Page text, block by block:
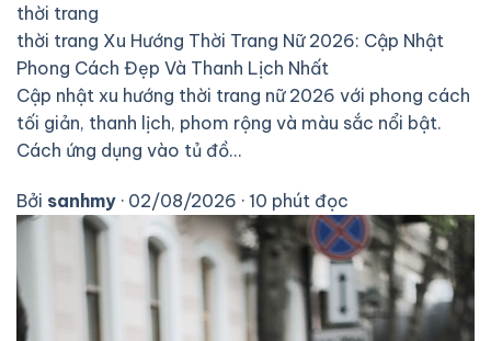
thời trang
thời trang Xu Hướng Thời Trang Nữ 2026: Cập Nhật
Phong Cách Đẹp Và Thanh Lịch Nhất
Cập nhật xu hướng thời trang nữ 2026 với phong cách
tối giản, thanh lịch, phom rộng và màu sắc nổi bật.
Cách ứng dụng vào tủ đồ…
Bởi sanhmy · 02/08/2026 · 10 phút đọc